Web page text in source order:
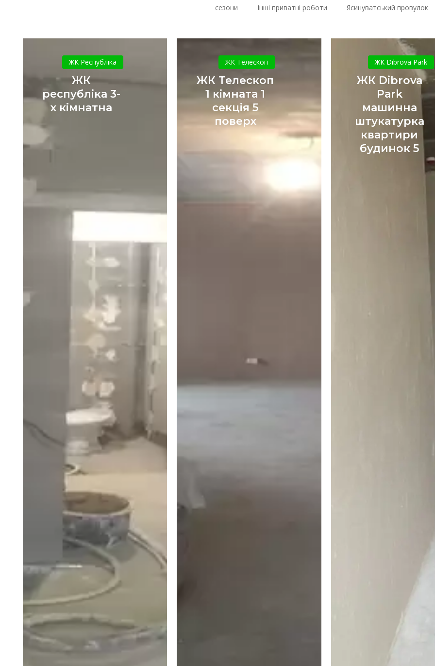
сезони
Інші приватні роботи Ясинуватський провулок
республіка
3-
кімнатна
ЖК Республіка
ЖК
республіка 3-
х кімнатна
Телескоп
1
кімната
1
секція
5
ЖК Телескоп
ЖК Телескоп
1 кімната 1
секція 5
поверх
ЖК
Dibrova
Park
машинна
квартири
будинок
5
ЖК Dibrova Park
ЖК Dibrova
Park
машинна
штукатурка
квартири
будинок 5